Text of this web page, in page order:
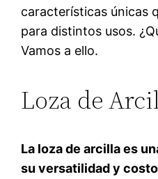
características únicas
para distintos usos.
Vamos a ello.
Loza de
La loza de arcilla es
su versatilidad y